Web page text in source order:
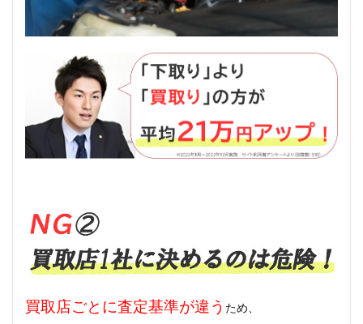
買取店ごとに査定基準が違う ため、